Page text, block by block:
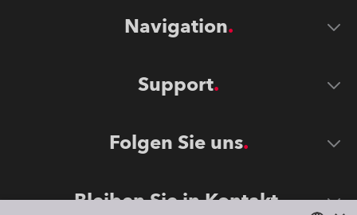
Navigation
Support
Folgen Sie uns
Bleiben Sie in Kontakt